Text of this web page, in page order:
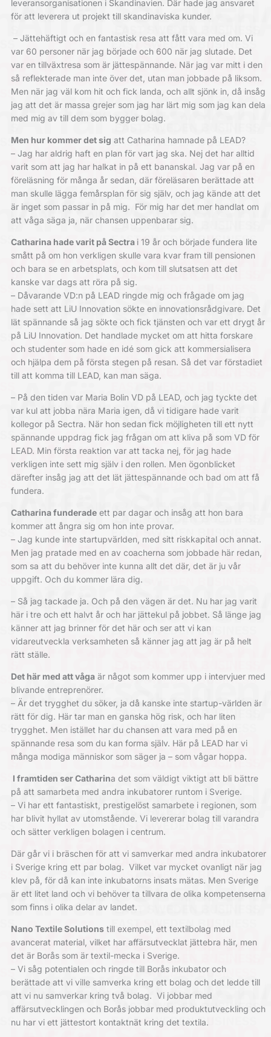
leveransorganisationen i Skandinavien. Där hade jag ansvaret
för att leverera ut projekt till skandinaviska kunder.
– Jättehäftigt och en fantastisk resa att fått vara med om. Vi
var 60 personer när jag började och 600 när jag slutade. Det
var en tillväxtresa som är jättespännande. När jag var mitt i den
så reflekterade man inte över det, utan man jobbade på liksom.
Men när jag väl kom hit och fick landa, och allt sjönk in, då insåg
jag att det är massa grejer som jag har lärt mig som jag kan dela
med mig av till dem som bygger bolag.
Men hur kommer det sig att Catharina hamnade på LEAD?
– Jag har aldrig haft en plan för vart jag ska. Nej det har alltid
varit som att jag har halkat in på ett bananskal. Jag var på en
föreläsning för många år sedan, där föreläsaren berättade att
man skulle lägga femårsplan för sig själv, och jag kände att det
är inget som passar in på mig. För mig har det mer handlat om
att våga säga ja, när chansen uppenbarar sig.
Catharina hade varit på Sectra i 19 år och började ­fundera lite
smått på om hon verkligen skulle vara kvar fram till pensionen
och bara se en arbetsplats, och kom till slutsatsen att det
kanske var dags att röra på sig.
– Dåvarande VD:n på LEAD ringde mig och frågade om jag
hade sett att LiU Innovation sökte en innovations­rådgivare. Det
lät spännande så jag sökte och fick ­tjänsten och var ett drygt år
på LiU Innovation. Det handlade mycket om att hitta forskare
och studenter som hade en idé som gick att kommersialisera
och hjälpa dem på första stegen på resan. Så det var förstadiet
till att komma till LEAD, kan man säga.
– På den tiden var Maria Bolin VD på LEAD, och jag tyckte det
var kul att jobba nära Maria igen, då vi tidigare hade varit
kollegor på Sectra. När hon sedan fick ­möjligheten till ett nytt
spännande uppdrag fick jag frågan om att kliva på som VD för
LEAD. Min första reaktion var att tacka nej, för jag hade
verkligen inte sett mig själv i den rollen. Men ögonblicket
därefter insåg jag att det lät jättespännande och bad om att få
fundera.
Catharina funderadeett par dagar och insåg att hon bara
kommer att ångra sig om hon inte provar.
– Jag kunde inte startupvärlden, med sitt riskkapital och annat.
Men jag pratade med en av coacherna som jobbade här redan,
som sa att du behöver inte kunna allt det där, det är ju vår
uppgift. Och du kommer lära dig.
– Så jag tackade ja. Och på den vägen är det. Nu har jag varit
här i tre och ett halvt år och har jättekul på jobbet. Så länge jag
känner att jag brinner för det här och ser att vi kan
vidareutveckla verksamheten så känner jag att jag är på helt
rätt ställe.
Det här med att vågaär något som kommer upp i ­intervjuer med
blivande entreprenörer.
– Är det trygghet du söker, ja då kanske inte startup-världen är
rätt för dig. Här tar man en ganska hög risk, och har liten
trygghet. Men istället har du chansen att vara med på en
spännande resa som du kan forma själv. Här på LEAD har vi
många modiga människor som säger ja – som vågar hoppa.
I framtiden ser Catharina det som väldigt viktigt att bli bättre
på att samarbeta med andra inkubatorer runtom i Sverige.
– Vi har ett fantastiskt, prestigelöst samarbete i ­regionen, som
har blivit hyllat av utomstående. Vi ­levererar bolag till varandra
och sätter verkligen bolagen i centrum.
Där går vi i bräschen för att vi samverkar med andra inkubatorer
i Sverige kring ett par bolag. Vilket var mycket ovanligt när jag
klev på, för då kan inte inkubatorns insats mätas. Men Sverige
är ett litet land och vi behöver ta tillvara de olika kompetenserna
som finns i olika delar av landet.
Nano Textile Solutionstill exempel, ett textilbolag med
avancerat material, vilket har affärsutvecklat jättebra här, men
det är Borås som är textil-mecka i Sverige.
– Vi såg potentialen och ringde till Borås inkubator och
berättade att vi ville samverka kring ett bolag och det ledde till
att vi nu samverkar kring två bolag. Vi jobbar med
affärsutvecklingen och Borås jobbar med produktutveckling och
nu har vi ett jättestort kontaktnät kring det textila.